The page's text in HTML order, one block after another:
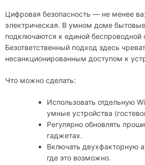
Цифровая безопасность — не менее
электрическая. В умном доме
подключаются к единой беспроводной
Безответственный подход здесь
несанкционированным доступом к
Что можно сделать:
Использовать отдельную
умные устройства
Регулярно обновлять
гаджетах.
Включать двухфакторную
где это возможно.